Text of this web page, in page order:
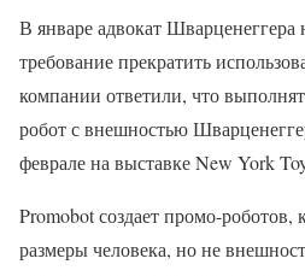
В январе адвокат Шварценеггера
требование прекратить
компании ответили, что
робот с внешностью
феврале на выставке New York
Promobot создает промо-роботов,
размеры человека, но не